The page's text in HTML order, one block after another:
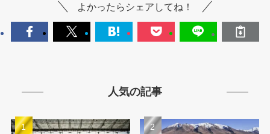
よかったらシェアしてね！
人気の記事